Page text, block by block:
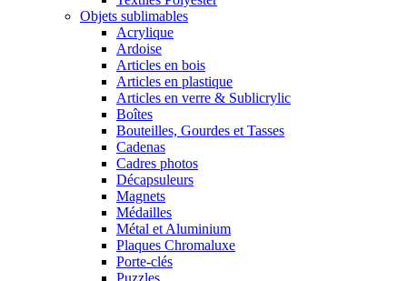
Objets sublimables
Acrylique
Ardoise
Articles en bois
Articles en plastique
Articles en verre & Sublicrylic
Boîtes
Bouteilles, Gourdes et Tasses
Cadenas
Cadres photos
Décapsuleurs
Magnets
Médailles
Métal et Aluminium
Plaques Chromaluxe
Porte-clés